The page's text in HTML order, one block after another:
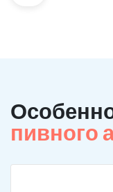
пивного